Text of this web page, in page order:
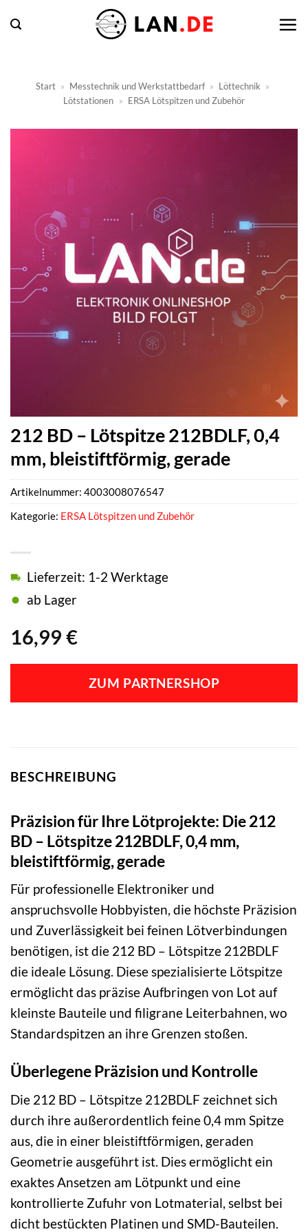
Inhalt
Start » Messtechnik und Werkstattbedarf » Löttechnik »
Lötstationen » ERSA Lötspitzen und Zubehör
212 BD – Lötspitze 212BDLF, 0,4
mm, bleistiftförmig, gerade
16,99 €
Lieferzeit: 1-2 Werktage
ab Lager
ZUM PARTNERSHOP
Artikelnummer: 4003008076547
Kategorie: ERSA Lötspitzen und Zubehör
BESCHREIBUNG
Präzision für Ihre Lötprojekte: Die 212
BD – Lötspitze 212BDLF, 0,4 mm,
bleistiftförmig, gerade
Für professionelle Elektroniker und
anspruchsvolle Hobbyisten, die höchste Präzision
und Zuverlässigkeit bei feinen Lötverbindungen
benötigen, ist die 212 BD – Lötspitze 212BDLF
die ideale Lösung. Diese spezialisierte Lötspitze
ermöglicht das präzise Aufbringen von Lot auf
kleinste Bauteile und filigrane Leiterbahnen, wo
Standardspitzen an ihre Grenzen stoßen.
Überlegene Präzision und Kontrolle
Die 212 BD – Lötspitze 212BDLF zeichnet sich
durch ihre außerordentlich feine 0,4 mm Spitze
aus, die in einer bleistiftförmigen, geraden
Geometrie ausgeführt ist. Dies ermöglicht ein
exaktes Ansetzen am Lötpunkt und eine
kontrollierte Zufuhr von Lotmaterial, selbst bei
dicht bestückten Platinen und SMD-Bauteilen.